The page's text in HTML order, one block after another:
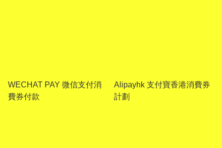
WECHAT PAY 微信支付消
費券付款
Alipayhk 支付寶香港消費券
計劃